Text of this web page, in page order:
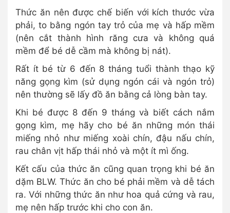
Thức ăn nên được chế biến với kích thước vừa
phải, to bằng ngón tay trỏ của mẹ và hấp mềm
(nên cắt thành hình răng cưa và không quá
mềm để bé dễ cầm mà không bị nát).
Rất ít bé từ 6 đến 8 tháng tuổi thành thạo kỹ
năng gọng kìm (sử dụng ngón cái và ngón trỏ)
nên thường sẽ lấy đồ ăn bằng cả lòng bàn tay.
Khi bé được 8 đến 9 tháng và biết cách nắm
gọng kìm, mẹ hãy cho bé ăn những món thái
miếng nhỏ như miếng xoài chín, đậu nấu chín,
rau chân vịt hấp thái nhỏ và một ít mì ống.
Kết cấu của thức ăn cũng quan trọng khi bé ăn
dặm BLW. Thức ăn cho bé phải mềm và dễ tách
ra. Với những thức ăn như hoa quả cứng và rau,
mẹ nên hấp trước khi cho con ăn.